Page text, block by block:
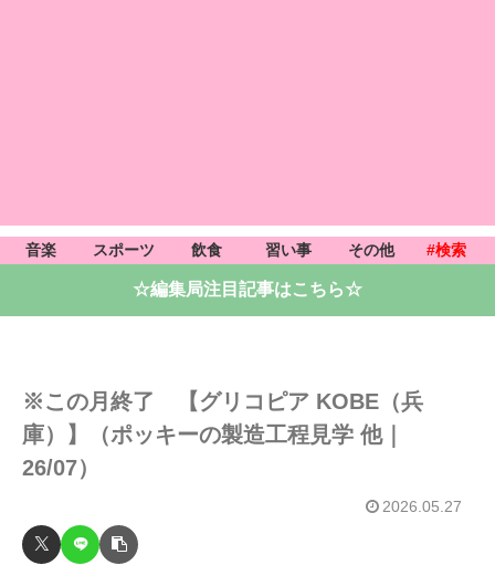
音楽 スポーツ 飲食 習い事 その他 #検索
☆編集局注目記事はこちら☆
※この月終了 【グリコピア KOBE（兵
庫）】（ポッキーの製造工程見学 他｜
26/07）
2026.05.27